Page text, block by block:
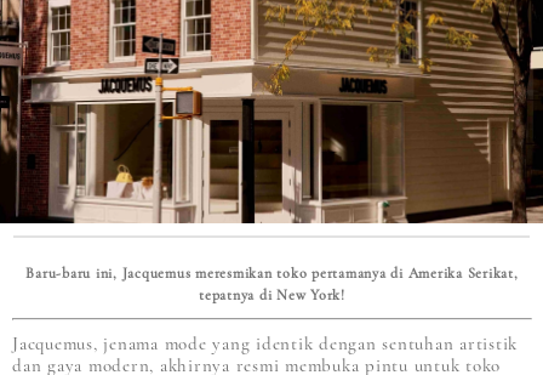
Baru-baru ini, Jacquemus meresmikan toko pertamanya di Amerika Serikat,
tepatnya di New York!
Jacquemus, jenama mode yang identik dengan sentuhan artistik
dan gaya modern, akhirnya resmi membuka pintu untuk toko